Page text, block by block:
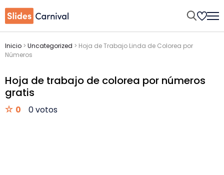
Inicio > Uncategorized > Hoja de Trabajo Linda de Colorea por
Números
Hoja de trabajo de colorea por números
gratis
0 0 votos